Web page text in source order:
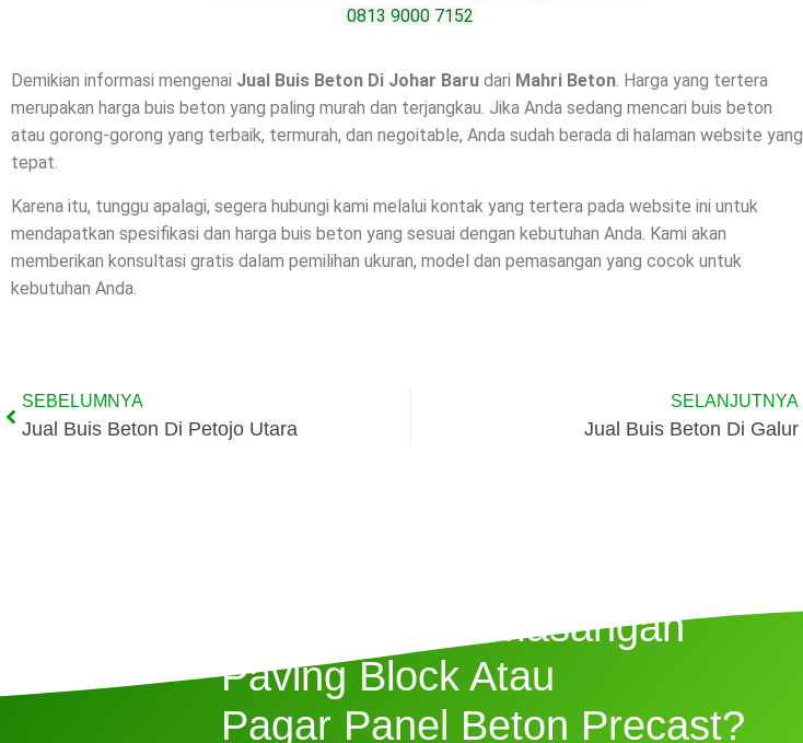
0813 9000 7152
Demikian informasi mengenai Jual Buis Beton Di Johar Baru dari Mahri Beton. Harga yang tertera
merupakan harga buis beton yang paling murah dan terjangkau. Jika Anda sedang mencari buis beton
atau gorong-gorong yang terbaik, termurah, dan negoitable, Anda sudah berada di halaman website yang
tepat.
Karena itu, tunggu apalagi, segera hubungi kami melalui kontak yang tertera pada website ini untuk
mendapatkan spesifikasi dan harga buis beton yang sesuai dengan kebutuhan Anda. Kami akan
memberikan konsultasi gratis dalam pemilihan ukuran, model dan pemasangan yang cocok untuk
kebutuhan Anda.
SEBELUMNYA
Jual Buis Beton Di Petojo Utara
SELANJUTNYA
Jual Buis Beton Di Galur
Butuh Jasa Pemasangan
Paving Block Atau
Pagar Panel Beton Precast?